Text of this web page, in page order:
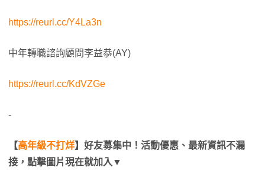
https://reurl.cc/Y4La3n
中年轉職諮詢顧問李益恭(AY)
https://reurl.cc/KdVZGe
-
【高年級不打烊】好友募集中！活動優惠、最新資訊不漏
接，點擊圖片現在就加入▼